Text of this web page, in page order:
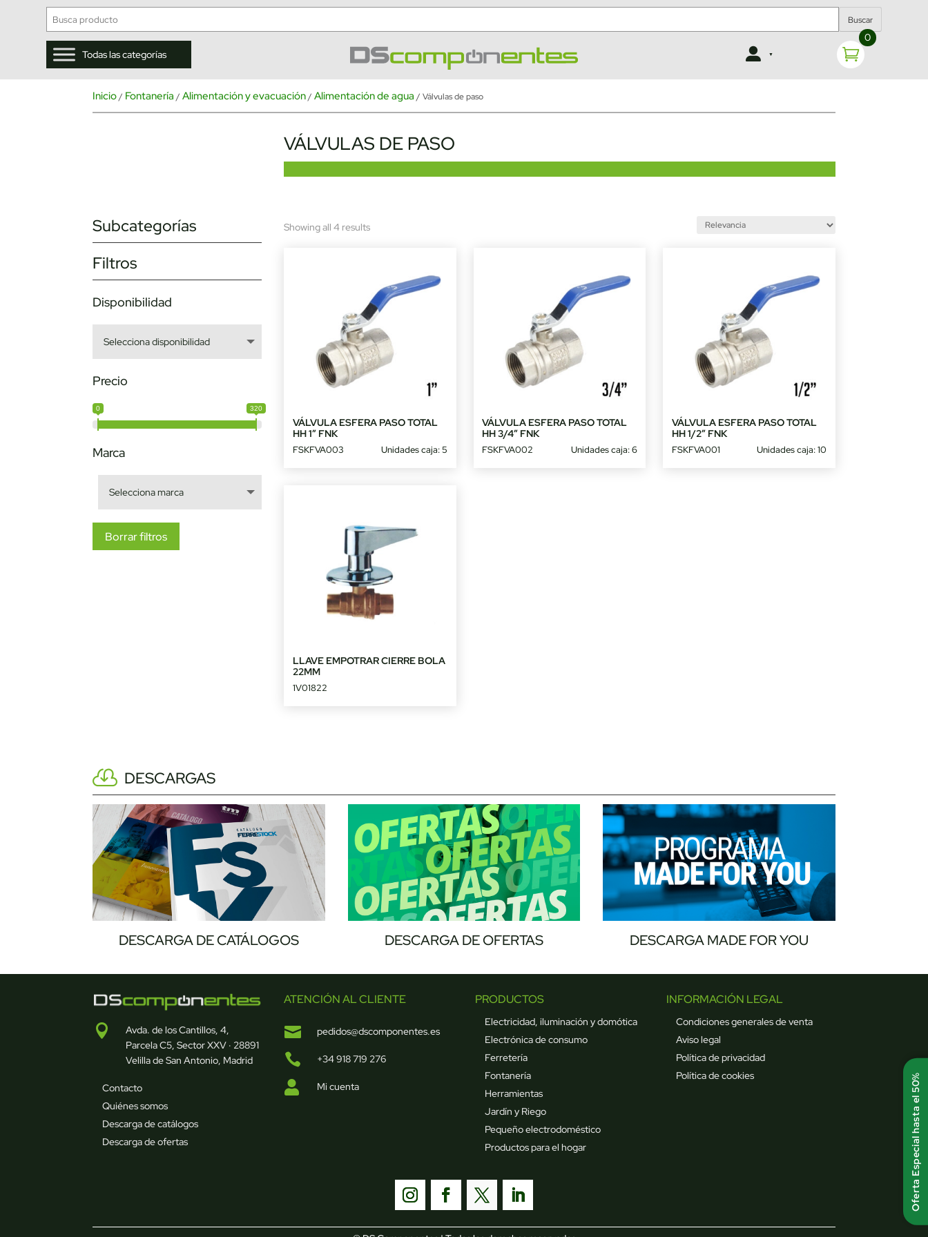
Buscar
Todas las categorías
0
Inicio/ Fontanería /Alimentación y evacuación/Alimentación de agua / Válvulas de paso
VÁLVULAS DE PASO
Subcategorías
Filtros
Disponibilidad
Precio
0 320
Marca
Borrar filtros
Showing all 4 resultsSorted
VÁLVULA ESFERA PASO TOTAL
HH 1″ FNK
FSKFVA003 Unidades caja: 5
VÁLVULA ESFERA PASO TOTAL
HH 3/4″ FNK
FSKFVA002 Unidades caja: 6
VÁLVULA ESFERA PASO TOTAL
HH 1/2″ FNK
FSKFVA001 Unidades caja: 10
LLAVE EMPOTRAR CIERRE BOLA
22MM
1V01822
DESCARGAS
DESCARGA DE CATÁLOGOS DESCARGA DE OFERTAS DESCARGA MADE FOR YOU

Avda. de los Cantillos, 4,
Parcela C5, Sector XXV · 28891
Velilla de San Antonio, Madrid
Contacto
Quiénes somos
Descarga de catálogos
Descarga de ofertas
ATENCIÓN AL CLIENTE
 pedidos@dscomponentes.es
 +34 918 719 276
 Mi cuenta
PRODUCTOS
Electricidad, iluminación y domótica
Electrónica de consumo
Ferretería
Fontanería
Herramientas
Jardín y Riego
Pequeño electrodoméstico
Productos para el hogar
INFORMACIÓN LEGAL
Condiciones generales de venta
Aviso legal
Política de privacidad
Política de cookies
Oferta Especial hasta el 50%